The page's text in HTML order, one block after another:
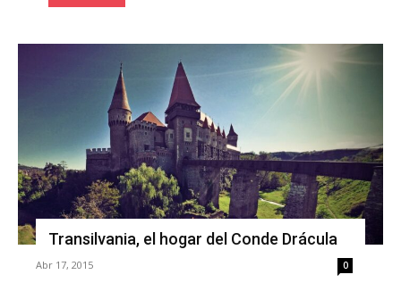
Transilvania, el hogar del Conde Drácula
Abr 17, 2015 0